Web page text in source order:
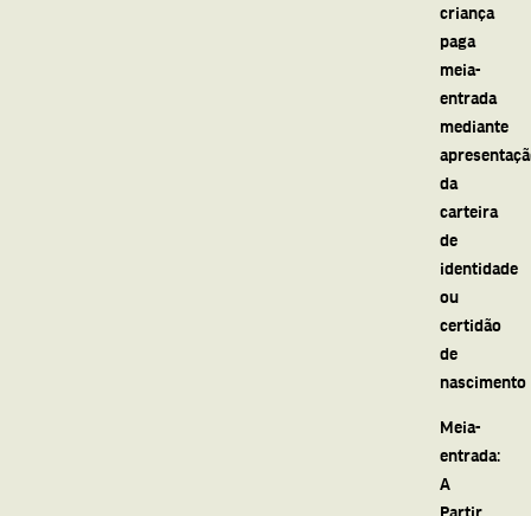
criança
paga
meia-
entrada
mediante
da
carteira
de
identidade
ou
certidão
de
nascimento
Meia-
entrada:
A
Partir